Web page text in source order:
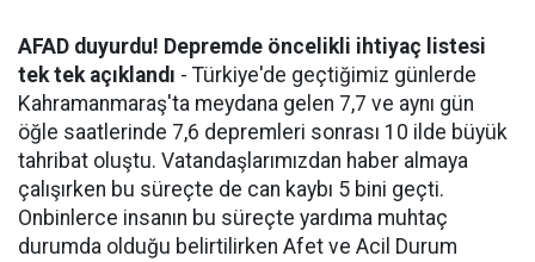
AFAD duyurdu! Depremde öncelikli ihtiyaç listesi
tek tek açıklandı - Türkiye'de geçtiğimiz günlerde
Kahramanmaraş'ta meydana gelen 7,7 ve aynı gün
öğle saatlerinde 7,6 depremleri sonrası 10 ilde büyük
tahribat oluştu. Vatandaşlarımızdan haber almaya
çalışırken bu süreçte de can kaybı 5 bini geçti.
Onbinlerce insanın bu süreçte yardıma muhtaç
durumda olduğu belirtilirken Afet ve Acil Durum